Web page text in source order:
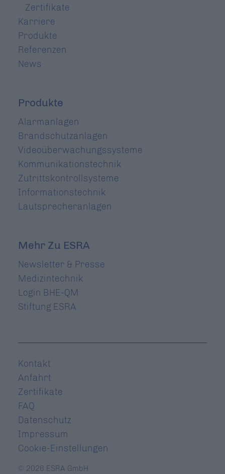
Zertifikate
Karriere
Produkte
Referenzen
News
Produkte
Navigation
überspringen
Alarmanlagen
Brandschutzanlagen
Videoüberwachungssysteme
Kommunikationstechnik
Zutrittskontrollsysteme
Informationstechnik
Lautsprecheranlagen
Mehr Zu ESRA
Navigation
überspringen
Newsletter & Presse
Medizintechnik
Login BHE-QM
Stiftung ESRA
Navigation
überspringen
Kontakt
Anfahrt
Zertifikate
FAQ
Datenschutz
Impressum
Cookie-Einstellungen
© 2026 ESRA GmbH